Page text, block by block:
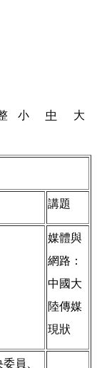
小 中 大
講題
媒體與
網路：
中國大
陸傳媒
現狀
員、